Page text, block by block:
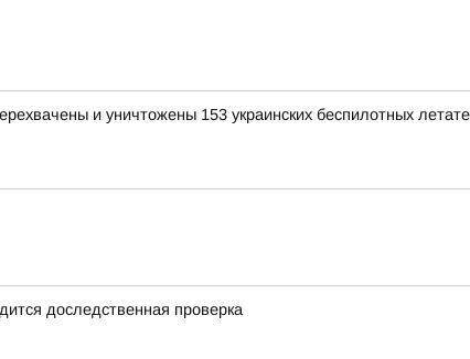
и уничтожены 153 украинских беспилотных
доследственная проверка